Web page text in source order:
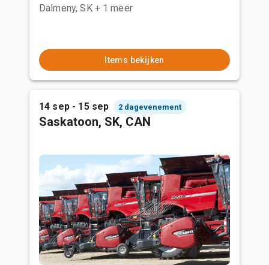
Dalmeny, SK + 1 meer
Items bekijken
14 sep - 15 sep 2 dagevenement
Saskatoon, SK, CAN